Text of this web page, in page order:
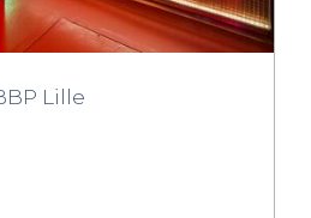
Lille